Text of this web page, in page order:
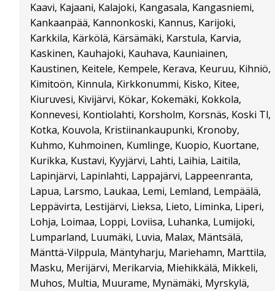
Kaavi, Kajaani, Kalajoki, Kangasala, Kangasniemi,
Kankaanpää, Kannonkoski, Kannus, Karijoki,
Karkkila, Kärkölä, Kärsämäki, Karstula, Karvia,
Kaskinen, Kauhajoki, Kauhava, Kauniainen,
Kaustinen, Keitele, Kempele, Kerava, Keuruu, Kihniö,
Kimitoön, Kinnula, Kirkkonummi, Kisko, Kitee,
Kiuruvesi, Kivijärvi, Kökar, Kokemäki, Kokkola,
Konnevesi, Kontiolahti, Korsholm, Korsnäs, Koski Tl,
Kotka, Kouvola, Kristiinankaupunki, Kronoby,
Kuhmo, Kuhmoinen, Kumlinge, Kuopio, Kuortane,
Kurikka, Kustavi, Kyyjärvi, Lahti, Laihia, Laitila,
Lapinjärvi, Lapinlahti, Lappajärvi, Lappeenranta,
Lapua, Larsmo, Laukaa, Lemi, Lemland, Lempäälä,
Leppävirta, Lestijärvi, Lieksa, Lieto, Liminka, Liperi,
Lohja, Loimaa, Loppi, Loviisa, Luhanka, Lumijoki,
Lumparland, Luumäki, Luvia, Malax, Mäntsälä,
Mänttä-Vilppula, Mäntyharju, Mariehamn, Marttila,
Masku, Merijärvi, Merikarvia, Miehikkälä, Mikkeli,
Muhos, Multia, Muurame, Mynämäki, Myrskylä,